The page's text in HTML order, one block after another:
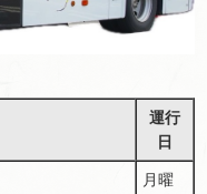
運行
日
月曜